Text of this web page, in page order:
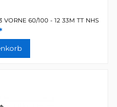
VORNE 60/100 - 12 33M TT NHS